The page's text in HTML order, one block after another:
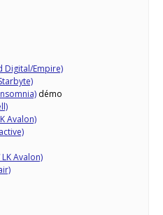
Digital/Empire)
démo
Avalon)
Avalon)